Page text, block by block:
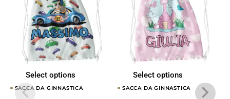
Select options
SACCA DA GINNASTICA
Select options
SACCA DA GINNASTICA